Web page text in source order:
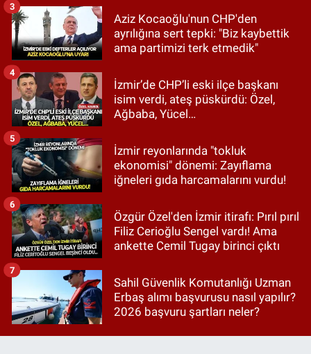
Aziz Kocaoğlu'nun CHP'den
ayrılığına sert tepki: "Biz kaybettik
ama partimizi terk etmedik"
3
İzmir’de CHP’li eski ilçe başkanı
isim verdi, ateş püskürdü: Özel,
Ağbaba, Yücel…
4
İzmir reyonlarında "tokluk
ekonomisi" dönemi: Zayıflama
iğneleri gıda harcamalarını vurdu!
5
Özgür Özel'den İzmir itirafı: Pırıl pırıl
Filiz Cerioğlu Sengel vardı! Ama
ankette Cemil Tugay birinci çıktı
6
Sahil Güvenlik Komutanlığı Uzman
Erbaş alımı başvurusu nasıl yapılır?
2026 başvuru şartları neler?
7